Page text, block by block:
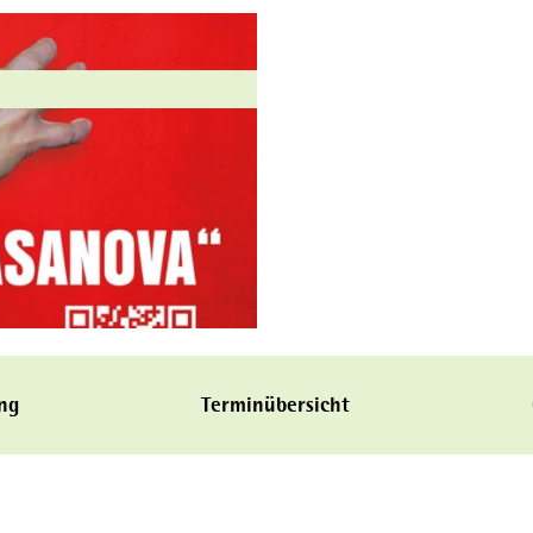
Terminübersicht